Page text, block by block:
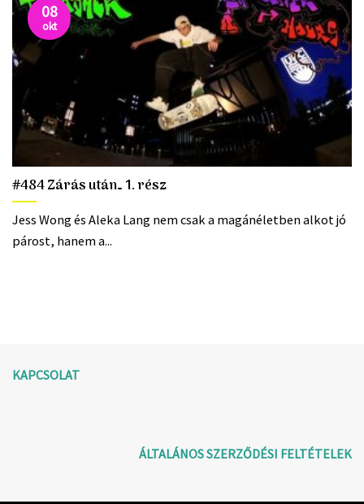
#484 Zárás után… 1. rész
Jess Wong és Aleka Lang nem csak a magánéletben alkot jó
párost, hanem a...
08
okt
KAPCSOLAT
ÁLTALÁNOS SZERZŐDÉSI FELTÉTELEK